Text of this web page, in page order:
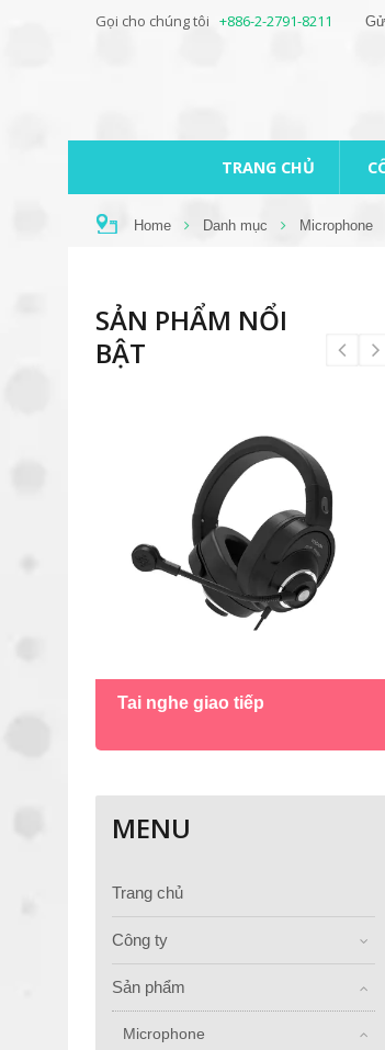
Gọi cho chúng tôi +886-2-2791-8211
TRANG CHỦ
Home Danh mục Microphone
SẢN PHẨM NỔI
BẬT
Tai nghe giao tiếp
MENU
Trang chủ
Công ty
Sản phẩm
Microphone